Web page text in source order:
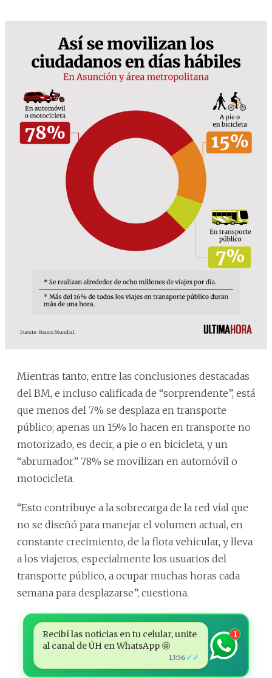
Mientras tanto, entre las conclusiones destacadas
del BM, e incluso calificada de “sorprendente”, está
que menos del 7% se desplaza en transporte
público; apenas un 15% lo hacen en transporte no
motorizado, es decir, a pie o en bicicleta, y un
“abrumador” 78% se movilizan en automóvil o
motocicleta.
“Esto contribuye a la sobrecarga de la red vial que
no se diseñó para manejar el volumen actual, en
constante crecimiento, de la flota vehicular, y lleva
a los viajeros, especialmente los usuarios del
transporte público, a ocupar muchas horas cada
semana para desplazarse”, cuestiona.
Recibí las noticias en tu celular, unite
al canal de ÚH en WhatsApp 🤩
13:56 ✓✓
1